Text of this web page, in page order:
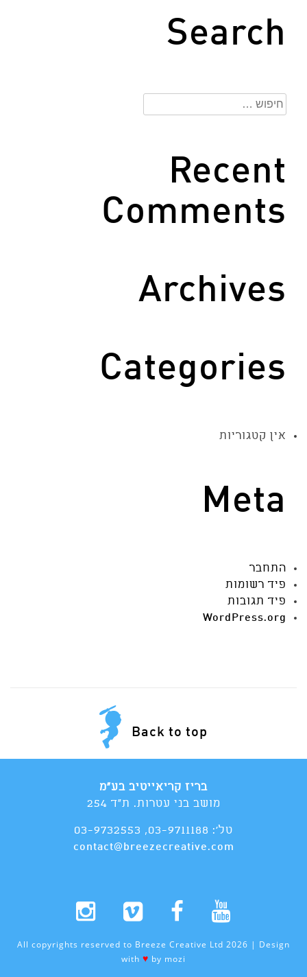
Search
חיפוש:
Recent
Comments
Archives
Categories
אין קטגוריות
Meta
התחבר
פיד רשומות
פיד תגובות
WordPress.org
Back to top
בריז קריאייטיב בע"מ
מושב בני עטרות. ת"ד 254
טל': 03-9711188
,
03-9732553
contact@breezecreative.com
All copyrights reserved to Breeze Creative Ltd 2026 | Design
with ♥ by mozi